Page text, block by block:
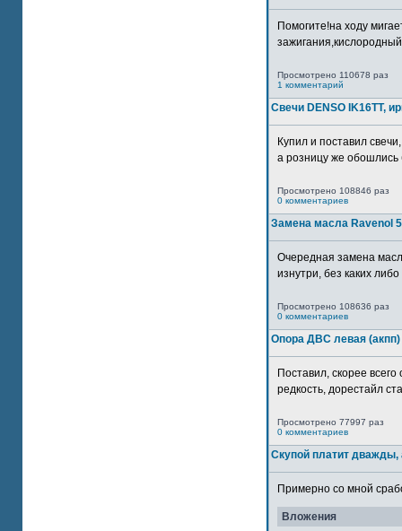
Помогите!на ходу
Просмотрено 110678 раз
1 комментарий
Свечи DENSO IK16TT,
Купил и поставил
а розницу же обошлись
Просмотрено 108846 раз
0 комментариев
Замена масла Ravenol
Очередная замена
изнутри, без каких
Просмотрено 108636 раз
0 комментариев
Опора ДВС левая (акпп)
Поставил, скорее
редкость, дорестайл
Просмотрено 77997 раз
0 комментариев
Скупой платит
Примерно со мной
Вложения